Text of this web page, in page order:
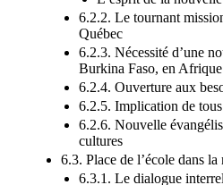
L’esprit de la
6.2.2. Le tournant
Québec
6.2.3. Nécessité d’une
Burkina Faso, en
6.2.4. Ouverture aux
6.2.5. Implication de
6.2.6. Nouvelle
cultures
6.3. Place de l’école dans la